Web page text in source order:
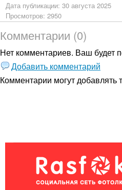
Дата публикации: 30 августа 2025
Просмотров: 2950
Комментарии (0)
Нет комментариев. Ваш будет
Добавить комментарий
Комментарии могут добавлять